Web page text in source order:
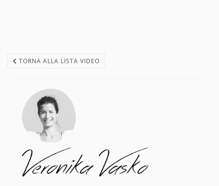
TORNA ALLA LISTA VIDEO